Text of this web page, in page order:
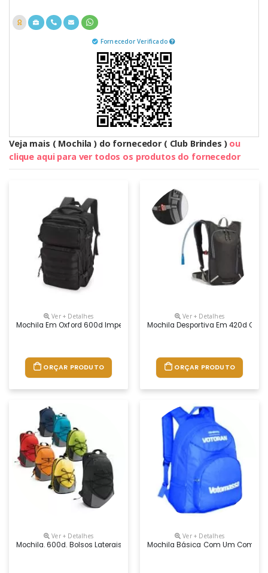
Fornecedor Verificado
Veja mais ( Mochila ) do fornecedor ( Club Brindes ) ou
clique aqui para ver todos os produtos do fornecedor
Ver + Detalhes
Mochila Em Oxford 600d Impermeável, Fechamento Em Zíper Com
ORÇAR PRODUTO
Ver + Detalhes
Mochila Desportiva Em 420d Com
ORÇAR PRODUTO
Ver + Detalhes
Mochila. 600d. Bolsos Laterais Em Tela E Bolso Interior. Parte
Ver + Detalhes
Mochila Básica Com Um